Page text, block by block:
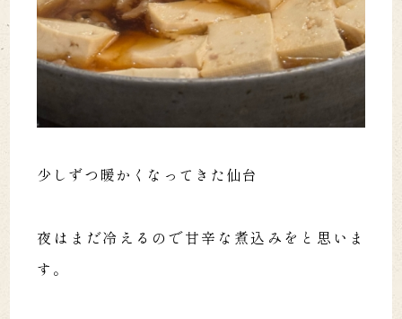
少しずつ暖かくなってきた仙台
夜はまだ冷えるので甘辛な煮込みをと思いま
す。